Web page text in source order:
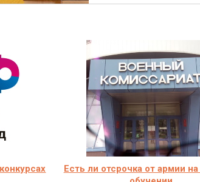
Есть ли отсрочка от армии